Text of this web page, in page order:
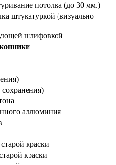
потолка (до 30 мм.)
штукатуркой (визуально
шлифовкой
аллюминия
краски
краски